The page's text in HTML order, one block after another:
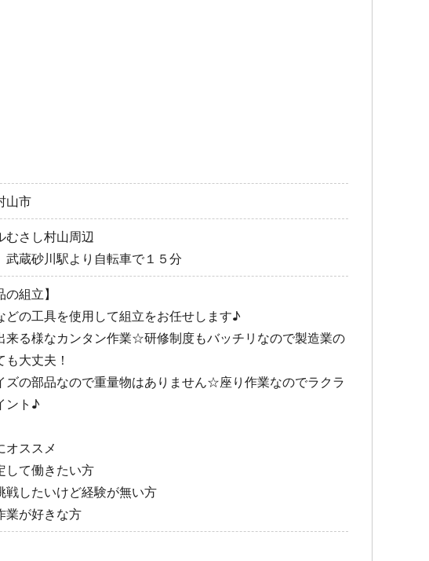
山市
むさし村山周辺
武蔵砂川駅より自転車で１５分
の組立】
どの工具を使用して組立をお任せします♪
来る様なカンタン作業☆研修制度もバッチリなので製造業の
大丈夫！
ズの部品なので重量物はありません☆座り作業なのでラクラ
ント♪
ススメ
して働きたい方
戦したいけど経験が無い方
業が好きな方